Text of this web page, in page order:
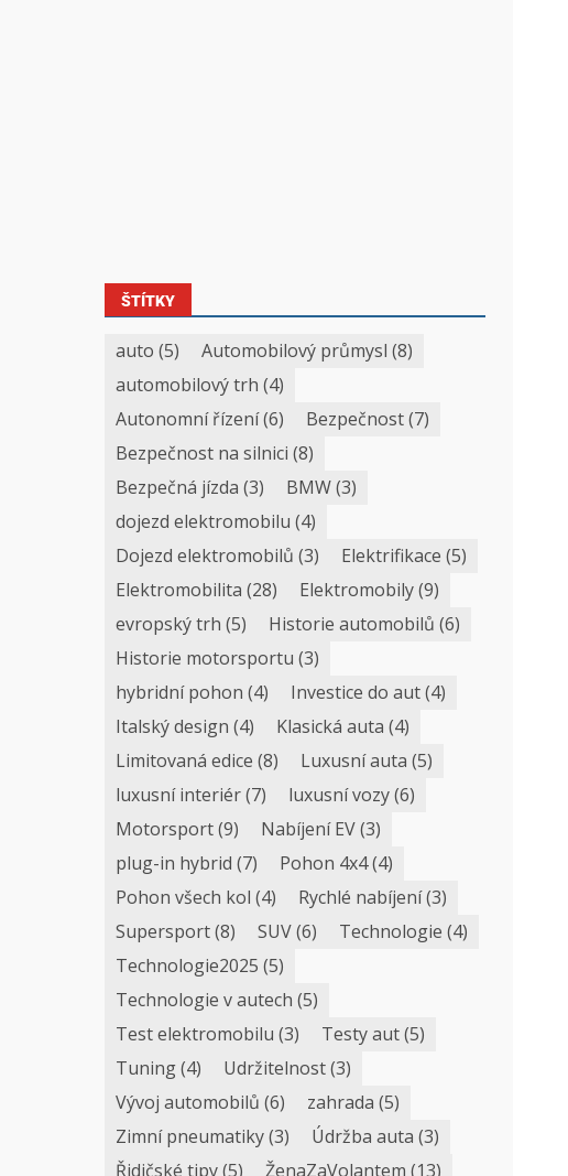
ŠTÍTKY
auto (5) Automobilový průmysl (8)
automobilový trh (4)
Autonomní řízení(6) Bezpečnost(7)
Bezpečnost na silnici (8)
Bezpečná jízda (3) BMW(3)
dojezd elektromobilu (4)
Dojezd elektromobilů (3) Elektrifikace (5)
Elektromobilita (28) Elektromobily(9)
evropský trh (5) Historie automobilů (6)
Historie motorsportu (3)
hybridní pohon (4) Investice do aut(4)
Italský design (4) Klasická auta (4)
Limitovaná edice (8) Luxusní auta (5)
luxusní interiér(7) luxusní vozy(6)
Motorsport(9) Nabíjení EV(3)
plug-in hybrid (7) Pohon 4x4(4)
Pohon všech kol (4) Rychlé nabíjení(3)
Supersport(8) SUV(6) Technologie (4)
Technologie2025 (5)
Technologie v autech (5)
Test elektromobilu (3) Testy aut(5)
Tuning(4) Udržitelnost(3)
Vývoj automobilů (6) zahrada (5)
Zimní pneumatiky(3) Údržba auta (3)
Řidičské tipy(5) ŽenaZaVolantem (13)